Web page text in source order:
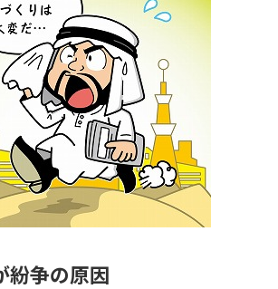
資料から請求
大学院の資料請求
備校
大学入学共通テスト「受験案
内」の請求
験上の
高等学校卒業程度認定試験
格認定
紛争の原因